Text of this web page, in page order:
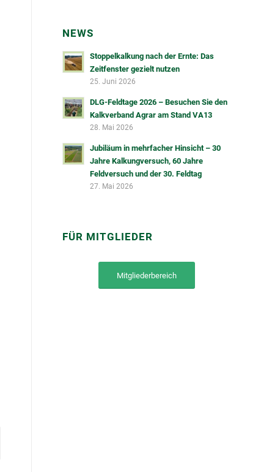
NEWS
Stoppelkalkung nach der Ernte: Das
Zeitfenster gezielt nutzen
25. Juni 2026
DLG-Feldtage 2026 – Besuchen Sie den
Kalkverband Agrar am Stand VA13
28. Mai 2026
Jubiläum in mehrfacher Hinsicht – 30
Jahre Kalkungversuch, 60 Jahre
Feldversuch und der 30. Feldtag
27. Mai 2026
FÜR MITGLIEDER
Mitgliederbereich